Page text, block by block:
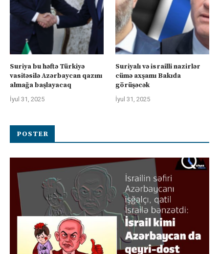
Suriya bu həftə Türkiyə
vasitəsilə Azərbaycan qazını
almağa başlayacaq
İyul 31, 2025
Suriyalı və israilli nazirlər
cümə axşamı Bakıda
görüşəcək
İyul 31, 2025
POSTER